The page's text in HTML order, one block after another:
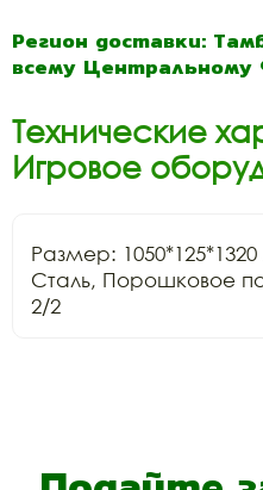
Регион доставки:
всему Центральному
Технические
Игровое
Размер:
Сталь, Порошковое
2/2